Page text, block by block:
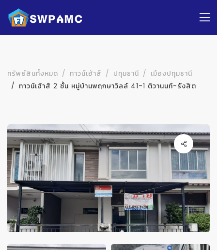
ทรัพย์สินทั้งหมด ทาวน์เฮ้าส์ ปทุมธานี
เมืองปทุมธานี
ทาวน์เฮ้าส์ 2 ชั้น หมู่บ้านพฤกษาวิลล์ 41-1 ติวานนท์-รังสิต